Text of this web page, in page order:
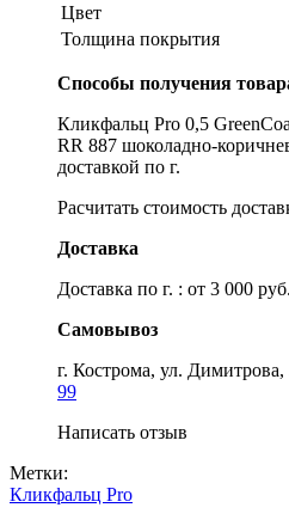
Цвет
Толщина покрытия
Способы получения
Кликфальц Pro 0,5
RR 887 шоколадно-
доставкой по г.
Расчитать стоимость
Доставка
Доставка по г. : от 3 000 руб.
Самовывоз
г. Кострома, ул.
99
Написать отзыв
Метки:
Кликфальц Pro